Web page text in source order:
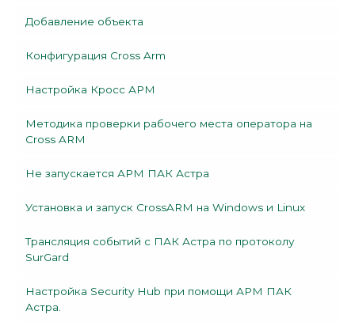
Добавление объекта
Конфигурация Cross Arm
Настройка Кросс АРМ
Методика проверки рабочего места оператора на
Cross ARM
Не запускается АРМ ПАК Астра
Установка и запуск CrossARM на Windows и Linux
Трансляция событий с ПАК Астра по протоколу
SurGard
Настройка Security Hub при помощи АРМ ПАК
Астра.